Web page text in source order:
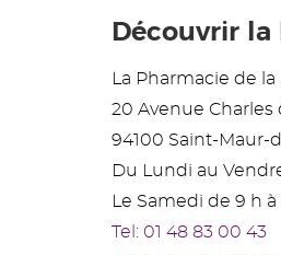
Découvrir
La Pharmacie de
20 Avenue Charles
94100 Saint-Maur-
Du Lundi au
Le Samedi de 9 h à
Tel: 01 48 83 00 43